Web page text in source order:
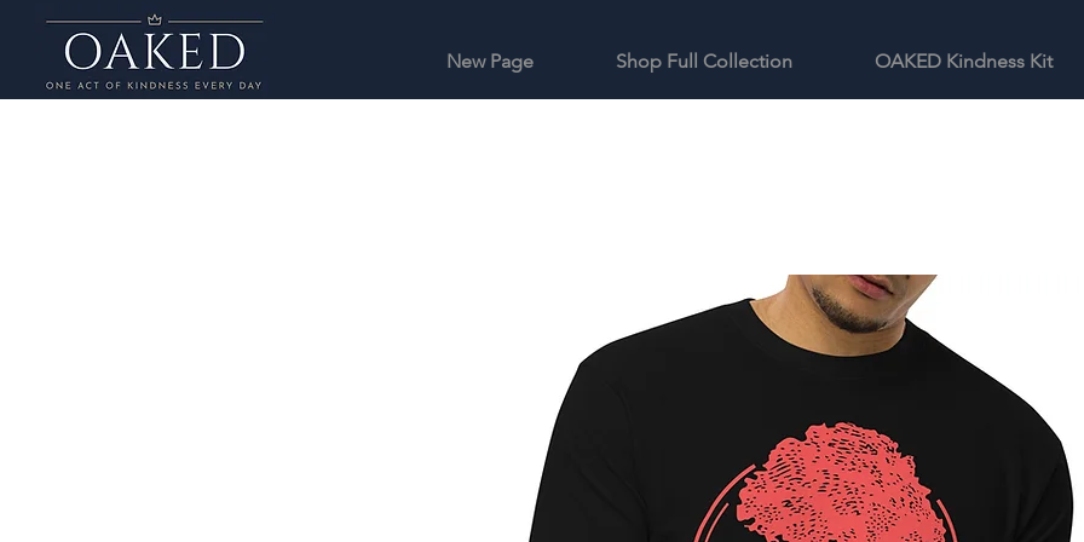
New Page Shop Full Collection OAKED Kindness Kit